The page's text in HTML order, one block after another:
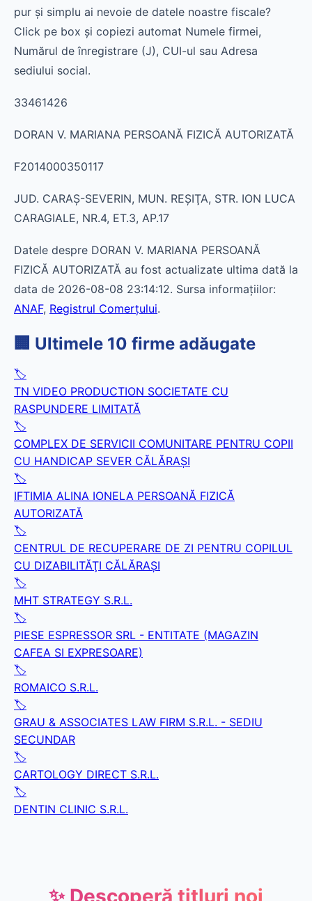
pur și simplu ai nevoie de datele noastre fiscale?
Click pe box și copiezi automat Numele firmei,
Numărul de înregistrare (J), CUI-ul sau Adresa
sediului social.
33461426
DORAN V. MARIANA PERSOANĂ FIZICĂ AUTORIZATĂ
F2014000350117
JUD. CARAŞ-SEVERIN, MUN. REŞIŢA, STR. ION LUCA
CARAGIALE, NR.4, ET.3, AP.17
Datele despre DORAN V. MARIANA PERSOANĂ
FIZICĂ AUTORIZATĂ au fost actualizate ultima dată la
data de 2026-08-08 23:14:12. Sursa informațiilor:
ANAF, Registrul Comerțului.
🏢 Ultimele 10 firme adăugate
🏷️
TN VIDEO PRODUCTION SOCIETATE CU
RASPUNDERE LIMITATĂ
🏷️
COMPLEX DE SERVICII COMUNITARE PENTRU COPII
CU HANDICAP SEVER CĂLĂRAŞI
🏷️
IFTIMIA ALINA IONELA PERSOANĂ FIZICĂ
AUTORIZATĂ
🏷️
CENTRUL DE RECUPERARE DE ZI PENTRU COPILUL
CU DIZABILITĂŢI CĂLĂRAŞI
🏷️
MHT STRATEGY S.R.L.
🏷️
PIESE ESPRESSOR SRL - ENTITATE (MAGAZIN
CAFEA SI EXPRESOARE)
🏷️
ROMAICO S.R.L.
🏷️
GRAU & ASSOCIATES LAW FIRM S.R.L. - SEDIU
SECUNDAR
🏷️
CARTOLOGY DIRECT S.R.L.
🏷️
DENTIN CLINIC S.R.L.
✨ Descoperă titluri noi